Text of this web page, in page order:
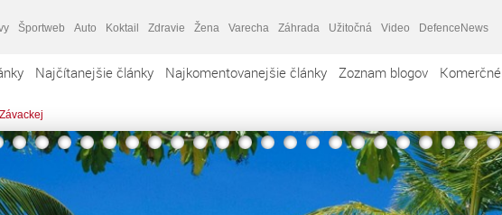
Športweb Auto Koktail Zdravie Žena Varecha Záhrada Užitočná Video DefenceNews
Najčítanejšie články Najkomentovanejšie články Zoznam blogov